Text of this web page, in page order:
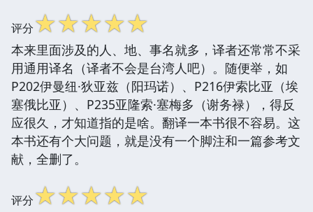
评分☆☆☆☆☆
本来里面涉及的人、地、事名就多，译者还常常不采
用通用译名（译者不会是台湾人吧）。随便举，如
P202伊曼纽·狄亚兹（阳玛诺）、P216伊索比亚（埃
塞俄比亚）、P235亚隆索·塞梅多（谢务禄），得反
应很久，才知道指的是啥。翻译一本书很不容易。这
本书还有个大问题，就是没有一个脚注和一篇参考文
献，全删了。
评分☆☆☆☆☆